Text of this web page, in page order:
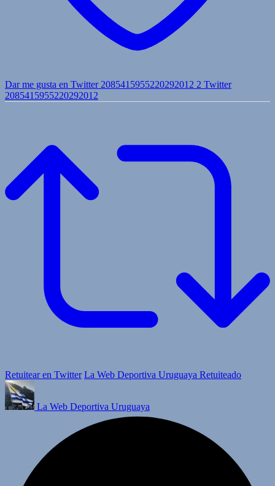
Dar me gusta en Twitter 2085415955220292012 2 Twitter
2085415955220292012
Retuitear en Twitter La Web Deportiva Uruguaya Retuiteado
La Web Deportiva Uruguaya